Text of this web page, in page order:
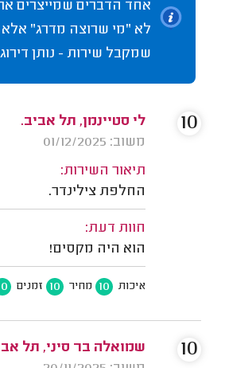
אחד הדברים שמייצרים
לא "מי שרוצה מדרג" אלא
שמקבל שירות - נותן
לי סטיינמן, תל אביב.
משוב: 01/12/2025
תיאור השירות:
החלפת צילינדר.
חוות דעת:
הוא היה מקסים!
איכות 10 מחיר 10 זמנים
10
שמואלה בר סיני, תל
10